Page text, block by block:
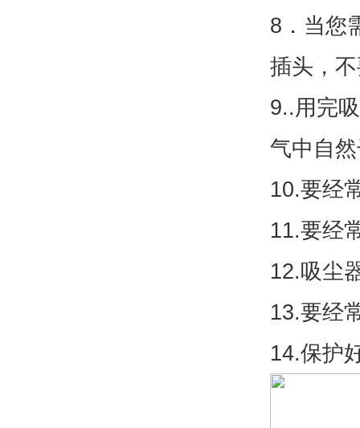
8．当您
插头，
9..用完
气中自
10.要经
11.要经
12.吸尘
13.要经
14.保护